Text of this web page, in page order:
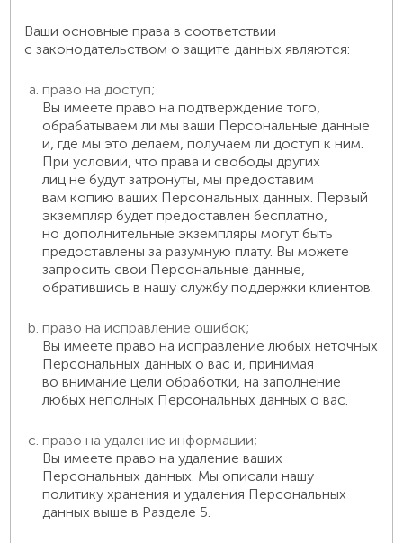
Ваши основные права в соответствии
с законодательством о защите данных являются:
право на доступ;
Вы имеете право на подтверждение того,
обрабатываем ли мы ваши Персональные данные
и, где мы это делаем, получаем ли доступ к ним.
При условии, что права и свободы других
лиц не будут затронуты, мы предоставим
вам копию ваших Персональных данных. Первый
экземпляр будет предоставлен бесплатно,
но дополнительные экземпляры могут быть
предоставлены за разумную плату. Вы можете
запросить свои Персональные данные,
обратившись в нашу службу поддержки клиентов.
право на исправление ошибок;
Вы имеете право на исправление любых неточных
Персональных данных о вас и, принимая
во внимание цели обработки, на заполнение
любых неполных Персональных данных о вас.
право на удаление информации;
Вы имеете право на удаление ваших
Персональных данных. Мы описали нашу
политику хранения и удаления Персональных
данных выше в Разделе 5.